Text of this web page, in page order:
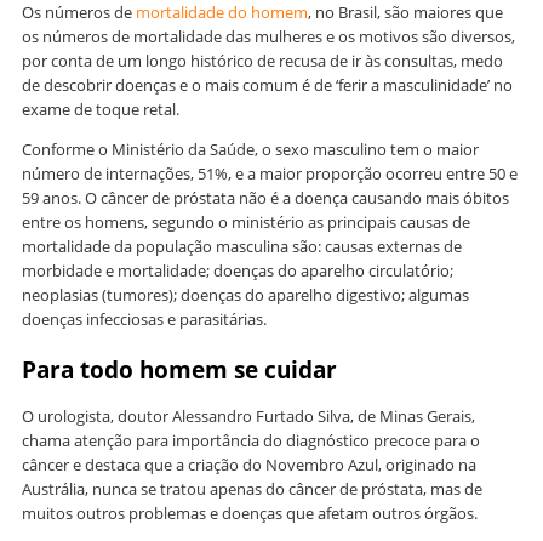
Os números de mortalidade do homem, no Brasil, são maiores que
os números de mortalidade das mulheres e os motivos são diversos,
por conta de um longo histórico de recusa de ir às consultas, medo
de descobrir doenças e o mais comum é de ‘ferir a masculinidade’ no
exame de toque retal.
Conforme o Ministério da Saúde, o sexo masculino tem o maior
número de internações, 51%, e a maior proporção ocorreu entre 50 e
59 anos. O câncer de próstata não é a doença causando mais óbitos
entre os homens, segundo o ministério as principais causas de
mortalidade da população masculina são: causas externas de
morbidade e mortalidade; doenças do aparelho circulatório;
neoplasias (tumores); doenças do aparelho digestivo; algumas
doenças infecciosas e parasitárias.
Para todo homem se cuidar
O urologista, doutor Alessandro Furtado Silva, de Minas Gerais,
chama atenção para importância do diagnóstico precoce para o
câncer e destaca que a criação do Novembro Azul, originado na
Austrália, nunca se tratou apenas do câncer de próstata, mas de
muitos outros problemas e doenças que afetam outros órgãos.